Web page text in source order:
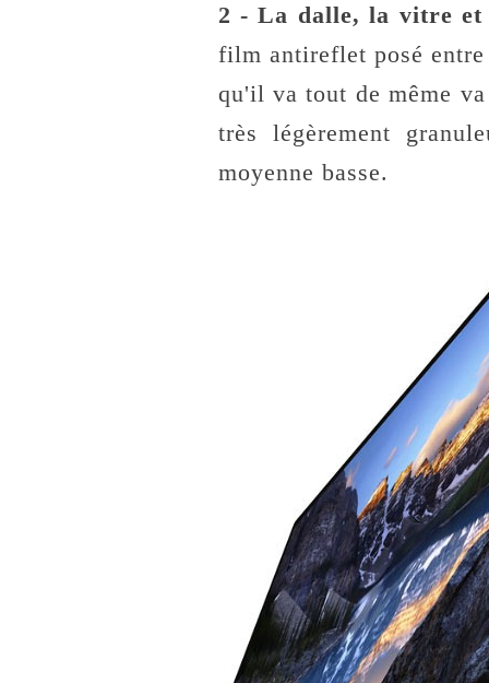
2 - La dalle, la vitre
film antireflet posé
qu'il va tout de même
très légèrement
moyenne basse.